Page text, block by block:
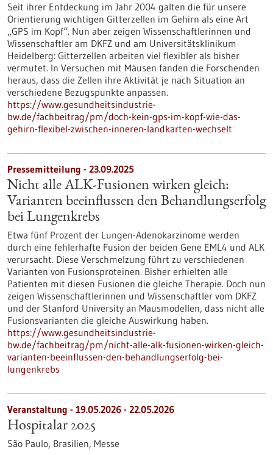
Seit ihrer Entdeckung im Jahr 2004 galten die für unsere
Orientierung wichtigen Gitterzellen im Gehirn als eine Art
„GPS im Kopf“. Nun aber zeigen Wissenschaftlerinnen und
Wissenschaftler am DKFZ und am Universitätsklinikum
Heidelberg: Gitterzellen arbeiten viel flexibler als bisher
vermutet. In Versuchen mit Mäusen fanden die Forschenden
heraus, dass die Zellen ihre Aktivität je nach Situation an
verschiedene Bezugspunkte anpassen.
https://www.gesundheitsindustrie-
bw.de/fachbeitrag/pm/doch-kein-gps-im-kopf-wie-das-
gehirn-flexibel-zwischen-inneren-landkarten-wechselt
Pressemitteilung - 23.09.2025
Nicht alle ALK-Fusionen wirken gleich:
Varianten beeinflussen den Behandlungserfolg
bei Lungenkrebs
Etwa fünf Prozent der Lungen-Adenokarzinome werden
durch eine fehlerhafte Fusion der beiden Gene EML4 und ALK
verursacht. Diese Verschmelzung führt zu verschiedenen
Varianten von Fusionsproteinen. Bisher erhielten alle
Patienten mit diesen Fusionen die gleiche Therapie. Doch nun
zeigen Wissenschaftlerinnen und Wissenschaftler vom DKFZ
und der Stanford University an Mausmodellen, dass nicht alle
Fusionsvarianten die gleiche Auswirkung haben.
https://www.gesundheitsindustrie-
bw.de/fachbeitrag/pm/nicht-alle-alk-fusionen-wirken-gleich-
varianten-beeinflussen-den-behandlungserfolg-bei-
lungenkrebs
Veranstaltung - 19.05.2026 - 22.05.2026
Hospitalar 2025
São Paulo, Brasilien, Messe